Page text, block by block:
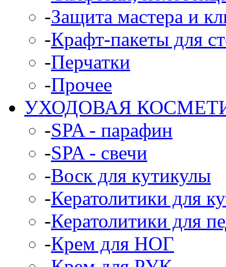
-Защита мастера и
-Крафт-пакеты для
-Перчатки
-Прочее
УХОДОВАЯ
-SPA - парафин
-SPA - свечи
-Воск для кутикулы
-Кератолитики для
-Кератолитики для
-Крем для НОГ